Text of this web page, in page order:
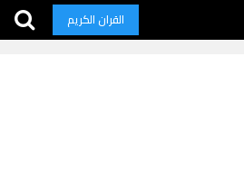
القران الكريم